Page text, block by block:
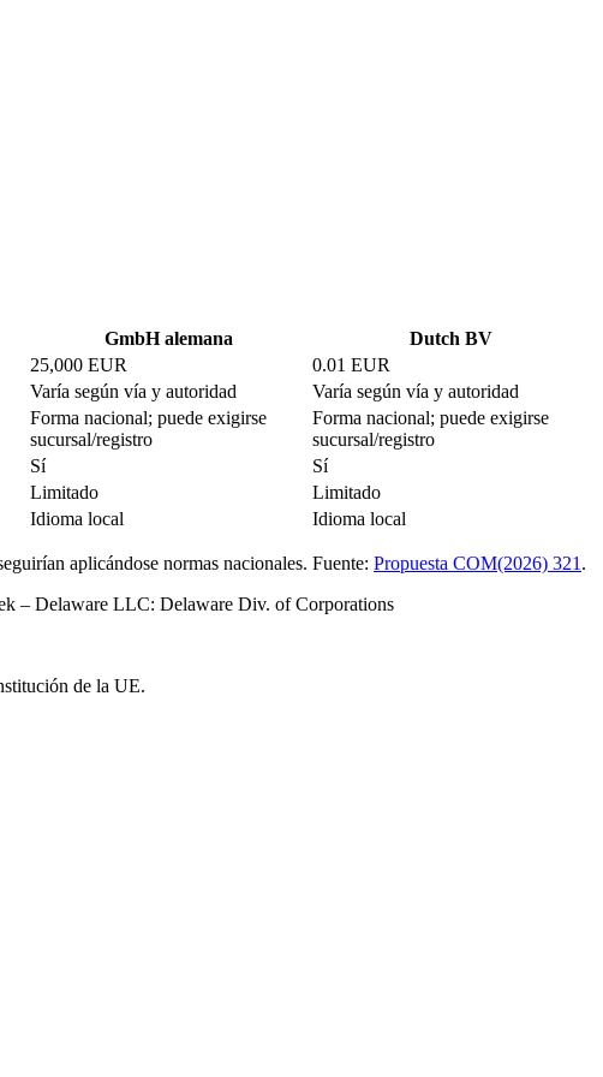
GmbH alemana
Dutch BV
25,000 EUR
0.01 EUR
Varía según vía y autoridad
Varía según vía y autoridad
Forma nacional; puede exigirse
sucursal/registro
Forma nacional; puede exigirse
sucursal/registro
Sí
Sí
Limitado
Limitado
Idioma local Idioma local
aplicándose normas nacionales. Fuente: Propuesta COM(2026) 321 .
– Delaware LLC: Delaware Div. of Corporations
de la UE.